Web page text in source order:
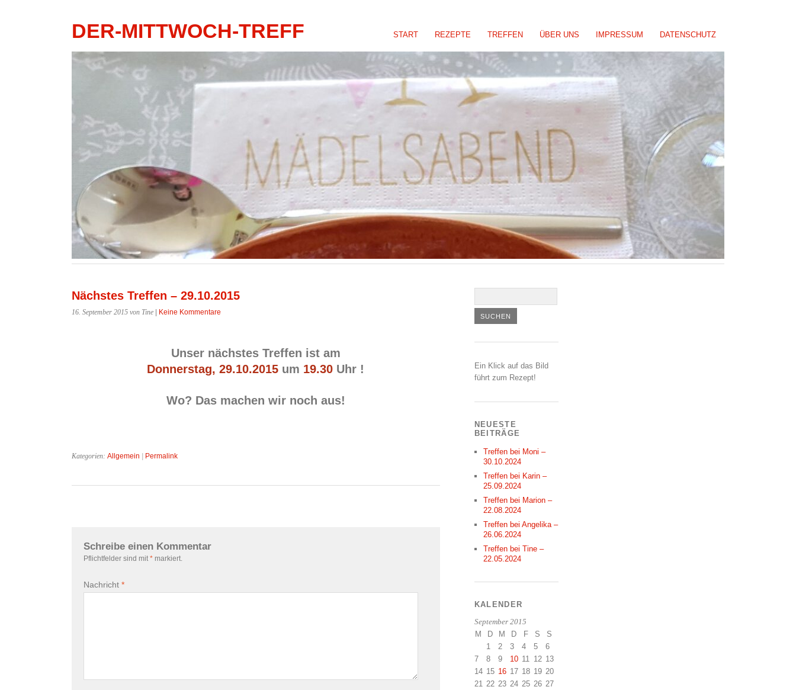
START REZEPTE TREFFEN ÜBER UNS IMPRESSUM DATENSCHUTZ
DER-MITTWOCH-TREFF
Nächstes Treffen – 29.10.2015
16. September 2015 von Tine Keine Kommentare
Unser nächstes Treffen ist am
Donnerstag, 29.10.2015 um 19.30 Uhr !
Wo? Das machen wir noch aus!
Kategorien: Allgemein Permalink
Schreibe einen Kommentar
Pflichtfelder sind mit * markiert.
Nachricht *
Ein Klick auf das Bild
führt zum Rezept!
NEUESTE
BEITRÄGE
Treffen bei Moni –
30.10.2024
Treffen bei Karin –
25.09.2024
Treffen bei Marion –
22.08.2024
Treffen bei Angelika –
26.06.2024
Treffen bei Tine –
22.05.2024
KALENDER
September 2015
M D M D F S
S
1
2 3 4 5
6
7
8 9 10 11 12 13
14 15 16 17 18 19 20
21 22 23 24 25 26 27